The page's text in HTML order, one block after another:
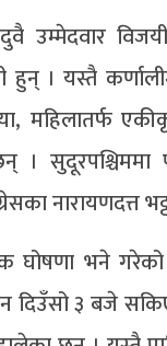
उम्मेदवार
। यस्तै
महिलातर्फ
।
नारायणदत्त
घोषणा भने
दिउँसो ३ बजे